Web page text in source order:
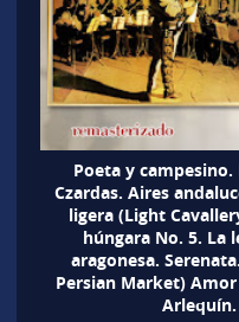
Poeta y campesino.
Czardas. Aires
ligera (Light
húngara No. 5. La
aragonesa.
Persian Market)
Arlequín.